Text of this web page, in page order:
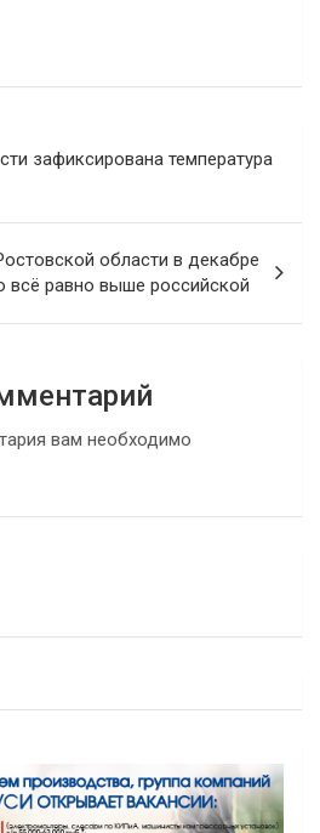
зафиксирована температура
области в декабре
всё равно выше российской
вам необходимо